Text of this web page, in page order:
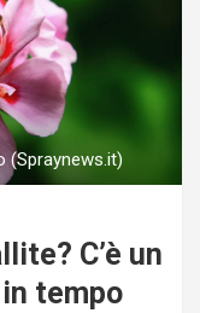
(Spraynews.it)
C’è un
tempo